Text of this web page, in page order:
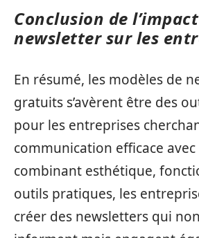
Conclusion de
newsletter sur les
En résumé, les modèles de
gratuits s’avèrent être des
pour les entreprises
communication efficace
combinant esthétique,
outils pratiques, les
créer des newsletters qui